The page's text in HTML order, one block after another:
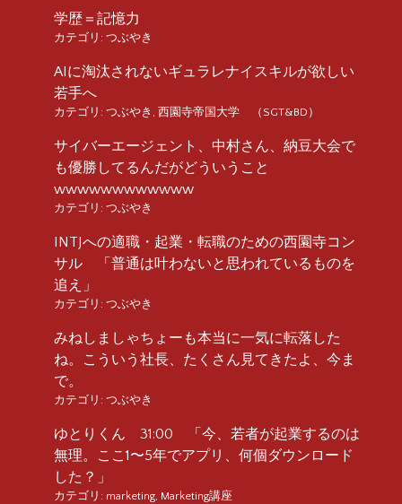
学歴＝記憶力
カテゴリ: つぶやき
AIに淘汰されないギュラレナイスキルが欲しい
若手へ
カテゴリ: つぶやき 西園寺帝国大学 （SGT&BD）
サイバーエージェント、中村さん、納豆大会で
も優勝してるんだがどういうこと
wwwwwwwwwwww
カテゴリ: つぶやき
INTJへの適職・起業・転職のための西園寺コン
サル 「普通は叶わないと思われているものを
追え」
カテゴリ: つぶやき
みねしましゃちょーも本当に一気に転落した
ね。こういう社長、たくさん見てきたよ、今ま
で。
カテゴリ: つぶやき
ゆとりくん 31:00 「今、若者が起業するのは
無理。ここ1〜5年でアプリ、何個ダウンロード
した？」
カテゴリ: marketing Marketing講座